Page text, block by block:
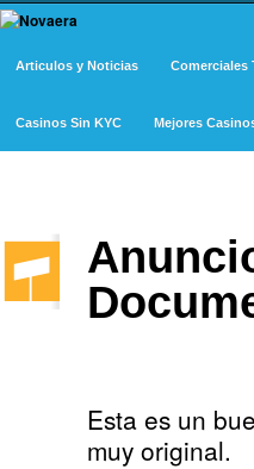
Articulos y Noticias Comerciales
Casinos Sin KYC Mejores
Esta es un
muy original.